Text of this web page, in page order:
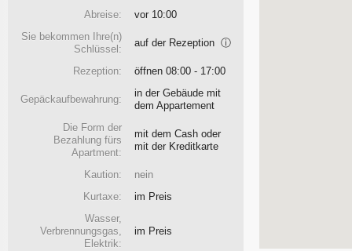
Abreise:
vor 10:00
Sie bekommen Ihre(n)
Schlüssel:
auf der Rezeption ⓘ
Rezeption: öffnen 08:00 - 17:00
Gepäckaufbewahrung:
in der Gebäude mit
dem Appartement
Die Form der
Bezahlung fürs
Apartment:
mit dem Cash oder
mit der Kreditkarte
Kaution:
nein
Kurtaxe:
im Preis
Wasser,
Verbrennungsgas,
Elektrik:
im Preis